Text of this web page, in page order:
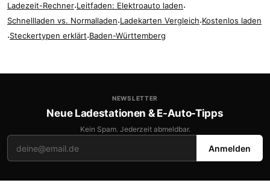
Ladezeit-Rechner·Leitfaden: Elektroauto laden·
Schnellladen vs. Normalladen·Ladekarten Vergleich·Kostenlos laden
·Steckertypen erklärt·Baden-Württemberg
NEWSLETTER
Neue Ladestationen & E-Auto-Tipps
Kein Spam. Jederzeit abmeldbar.
Anmelden